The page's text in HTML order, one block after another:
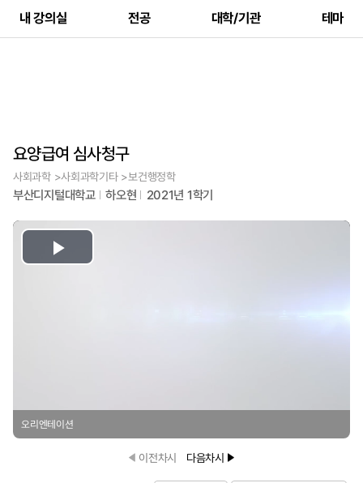
내 강의실 전공 대학/기관 테마
요양급여 심사청구
사회과학 >사회과학기타 >보건행정학
부산디지털대학교 하오현 2021년 1학기
Play
오리엔테이션
이전차시 다음차시